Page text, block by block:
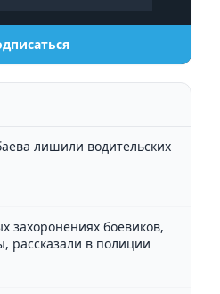
лишили водительских
захоронениях боевиков,
рассказали в полиции